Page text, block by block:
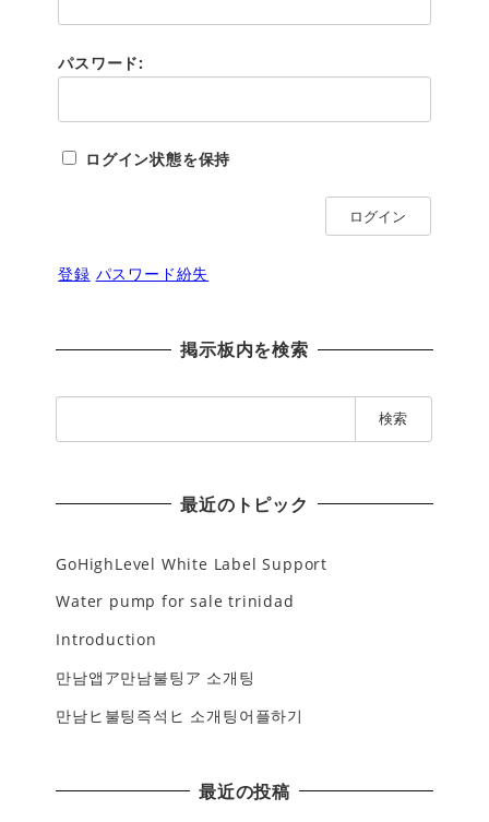
パスワード:
ログイン状態を保持
ログイン
登録 パスワード紛失
掲示板内を検索
索
最近のトピック
GoHighLevel White Label Support
Water pump for sale trinidad
Introduction
만남앱ア만남불팅ア 소개팅
만남ヒ불팅즉석ヒ 소개팅어플하기
最近の投稿